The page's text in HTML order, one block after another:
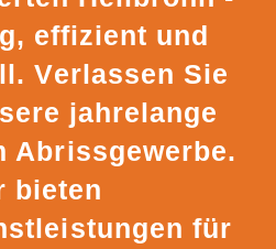
effizient und
Verlassen Sie
jahrelange
Abrissgewerbe.
bieten
für